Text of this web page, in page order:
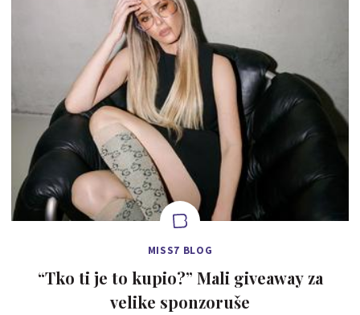
MISS7 BLOG
“Tko ti je to kupio?” Mali giveaway za
velike sponzoruše